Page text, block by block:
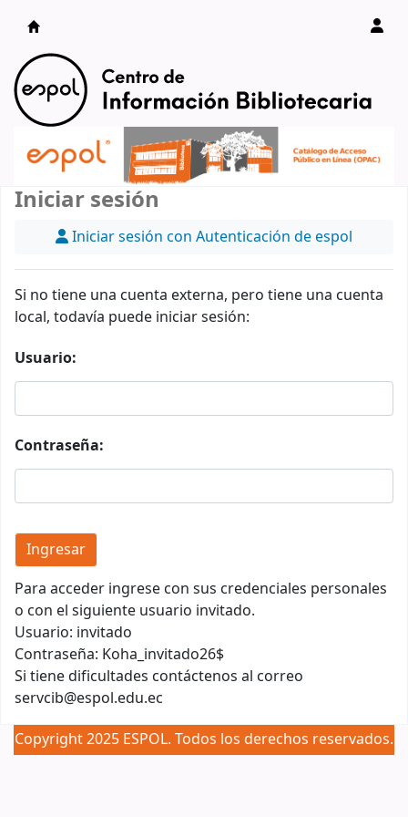
Catálogo en línea
Iniciar sesión
Iniciar sesión con Autenticación de espol
Si no tiene una cuenta externa, pero tiene una cuenta
local, todavía puede iniciar sesión:
Usuario:
Contraseña:
Para acceder ingrese con sus credenciales personales
o con el siguiente usuario invitado.
Usuario: invitado
Contraseña: Koha_invitado26$
Si tiene dificultades contáctenos al correo
servcib@espol.edu.ec
Copyright 2025 ESPOL. Todos los derechos reservados.